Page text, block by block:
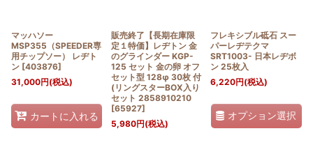
マッハソー
MSP355（SPEEDER専
用チップソー） レヂト
ン [403876]
31,000円(税込)
カートに入れる
販売終了【長期在庫限
定１特価】レヂトン 金
のグラインダー KGP-
125 セット 金の卵 オフ
セット型 128φ 30枚 付
(リングスターBOX入り
セット 2858910210
[65927]
5,980円(税込)
フレキシブル砥石 スー
パーレヂテクマ
SRT1003- 日本レヂボ
ン 25枚入
6,220円(税込)
オプション選択